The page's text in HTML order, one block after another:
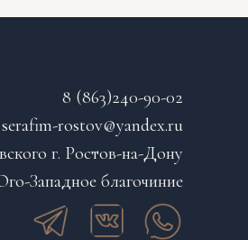
8 (863)240-90-02
serafim-rostov@yandex.ru
г. Ростов-на-Дону
Западное благочиние